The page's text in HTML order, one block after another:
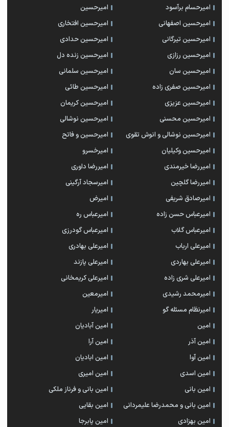
امیرحسام برآسود
امیرحسین
امیرحسین اصفهانی
امیرحسین افتخاری
امیرحسین تیرگانی
امیرحسین حدادی
امیرحسین رزازی
امیرحسین زنده دل
امیرحسین سان
امیرحسین سلمانی
امیرحسین صفری زاده
امیرحسین طائی
امیرحسین عزیزی
امیرحسین کریمان
امیرحسین محسنی
امیرحسین نوشالی
امیرحسین نوشالی و انوش تقوی
امیرحسین و فاتح
امیرحسین وکیلیان
امیرخسرو
امیررضا خیرمندی
امیررضا داوری
امیررضا گلچین
امیرسجاد آرگینی
امیرصادق شریفی
امیرض
امیرعباس حسن زاده
امیرعباس ره
امیرعباس گلاب
امیرعباس گودرزی
امیرعلی ارباب
امیرعلی بهادری
امیرعلی بهاردی
امیرعلی پازند
امیرعلی شری زاده
امیرعلی کریمخانی
امیرمحمد رشیدی
امیرمعین
امیرنظام مسئله گو
امیریار
امین
امین آبادیان
امین آذر
امین آرا
امین آوا
امین ابادیان
امین اسدی
امین امیری
امین بانی
امین بانی و فرناز ملکی
امین بانی و محمدرضا علیمردانی
امین بقایی
امین بهزادی
امین پابرجا